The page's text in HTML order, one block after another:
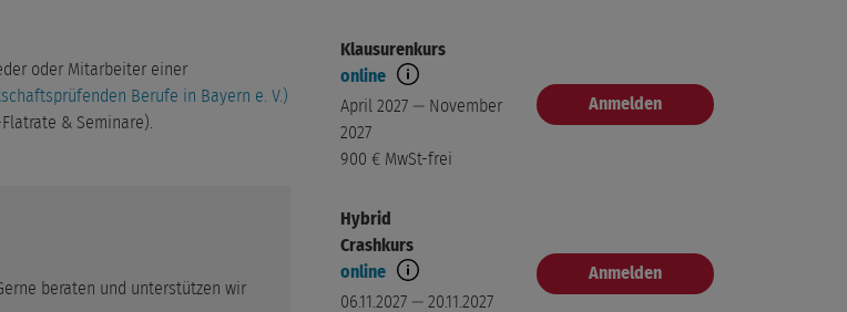
oder Mitarbeiter einer
Berufe in Bayern e. V.)
& Seminare).
beraten und unterstützen wir
Klausurenkurs
online
April 2027 — November
2027
900 € MwSt-frei
Anmelden
Hybrid
Crashkurs
online
06.11.2027 — 20.11.2027
Anmelden